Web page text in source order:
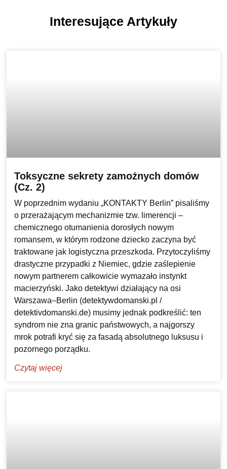
Interesujące Artykuły
Toksyczne sekrety zamożnych domów
(Cz. 2)
W poprzednim wydaniu „KONTAKTY Berlin” pisaliśmy
o przerażającym mechanizmie tzw. limerencji –
chemicznego otumanienia dorosłych nowym
romansem, w którym rodzone dziecko zaczyna być
traktowane jak logistyczna przeszkoda. Przytoczyliśmy
drastyczne przypadki z Niemiec, gdzie zaślepienie
nowym partnerem całkowicie wymazało instynkt
macierzyński. Jako detektywi działający na osi
Warszawa–Berlin (detektywdomanski.pl /
detektivdomanski.de) musimy jednak podkreślić: ten
syndrom nie zna granic państwowych, a najgorszy
mrok potrafi kryć się za fasadą absolutnego luksusu i
pozornego porządku.
Czytaj więcej